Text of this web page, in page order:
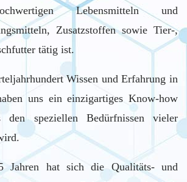
Lebensmitteln und
Zusatzstoffen sowie Tier-,
tätig ist.
Wissen und Erfahrung in
uns ein einzigartiges Know-how
den speziellen Bedürfnissen vieler
Jahren hat sich die Qualitäts- und